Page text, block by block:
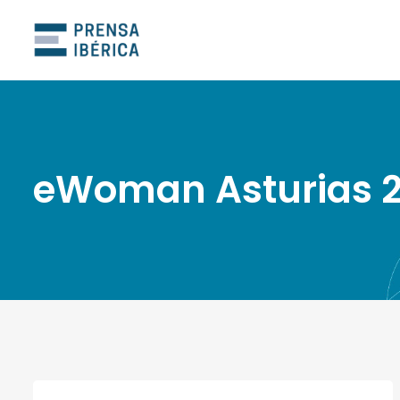
eWoman Asturias